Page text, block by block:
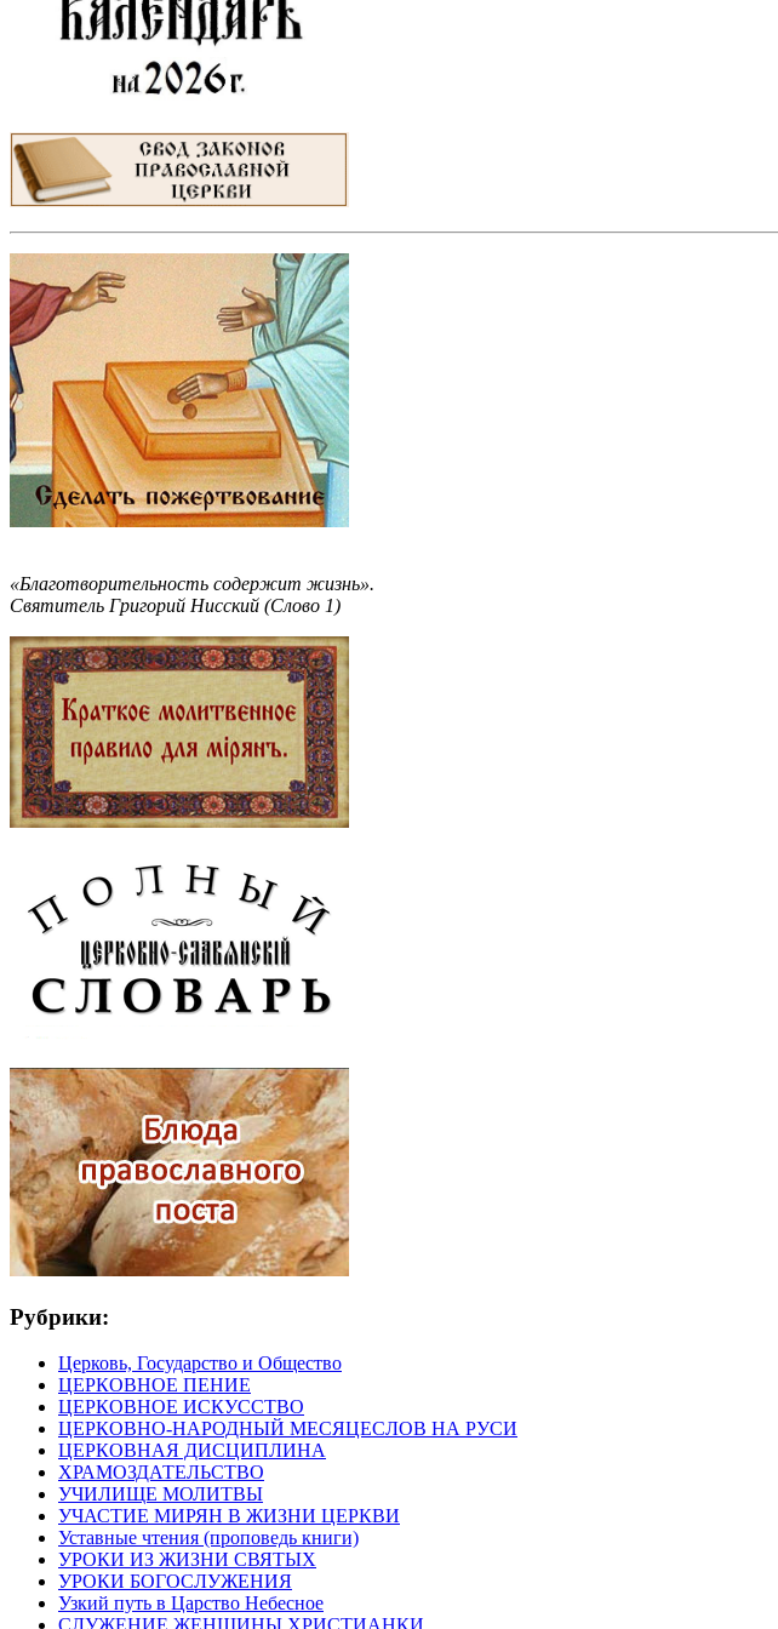
«Благотворительность содержит жизнь».
Святитель Григорий Нисский (Слово 1)
Рубрики:
Церковь, Государство и Общество
ЦЕРКОВНОЕ ПЕНИЕ
ЦЕРКОВНОЕ ИСКУССТВО
ЦЕРКОВНО-НАРОДНЫЙ МЕСЯЦЕСЛОВ НА РУСИ
ЦЕРКОВНАЯ ДИСЦИПЛИНА
ХРАМОЗДАТЕЛЬСТВО
УЧИЛИЩЕ МОЛИТВЫ
УЧАСТИЕ МИРЯН В ЖИЗНИ ЦЕРКВИ
Уставные чтения (проповедь книги)
УРОКИ ИЗ ЖИЗНИ СВЯТЫХ
УРОКИ БОГОСЛУЖЕНИЯ
Узкий путь в Царство Небесное